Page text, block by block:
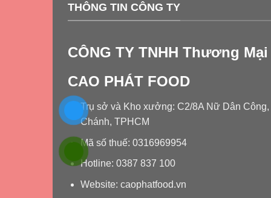
THÔNG TIN CÔNG TY
CÔNG TY TNHH Thương
CAO PHÁT FOOD
Trụ sở và Kho xưởng: C2/8A Nữ Dân
Chánh, TPHCM
Mã số thuế: 0316969954
Hotline: 0387 837 100
Website: caophatfood.vn